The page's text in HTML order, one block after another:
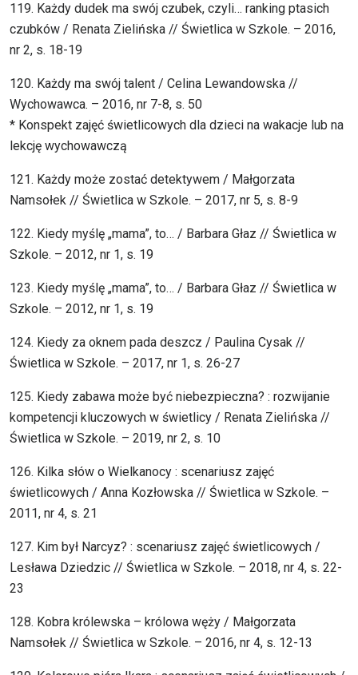
119. Każdy dudek ma swój czubek, czyli… ranking ptasich
czubków / Renata Zielińska // Świetlica w Szkole. – 2016,
nr 2, s. 18-19
120. Każdy ma swój talent / Celina Lewandowska //
Wychowawca. – 2016, nr 7-8, s. 50
* Konspekt zajęć świetlicowych dla dzieci na wakacje lub na
lekcję wychowawczą
121. Każdy może zostać detektywem / Małgorzata
Namsołek // Świetlica w Szkole. – 2017, nr 5, s. 8-9
122. Kiedy myślę „mama”, to… / Barbara Głaz // Świetlica w
Szkole. – 2012, nr 1, s. 19
123. Kiedy myślę „mama”, to… / Barbara Głaz // Świetlica w
Szkole. – 2012, nr 1, s. 19
124. Kiedy za oknem pada deszcz / Paulina Cysak //
Świetlica w Szkole. – 2017, nr 1, s. 26-27
125. Kiedy zabawa może być niebezpieczna? : rozwijanie
kompetencji kluczowych w świetlicy / Renata Zielińska //
Świetlica w Szkole. – 2019, nr 2, s. 10
126. Kilka słów o Wielkanocy : scenariusz zajęć
świetlicowych / Anna Kozłowska // Świetlica w Szkole. –
2011, nr 4, s. 21
127. Kim był Narcyz? : scenariusz zajęć świetlicowych /
Lesława Dziedzic // Świetlica w Szkole. – 2018, nr 4, s. 22-
23
128. Kobra królewska – królowa węży / Małgorzata
Namsołek // Świetlica w Szkole. – 2016, nr 4, s. 12-13